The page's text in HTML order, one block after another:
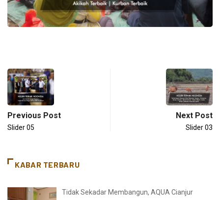
Previous Post
Slider 05
Next Post
Slider 03
KABAR TERBARU
Tidak Sekadar Membangun, AQUA Cianjur